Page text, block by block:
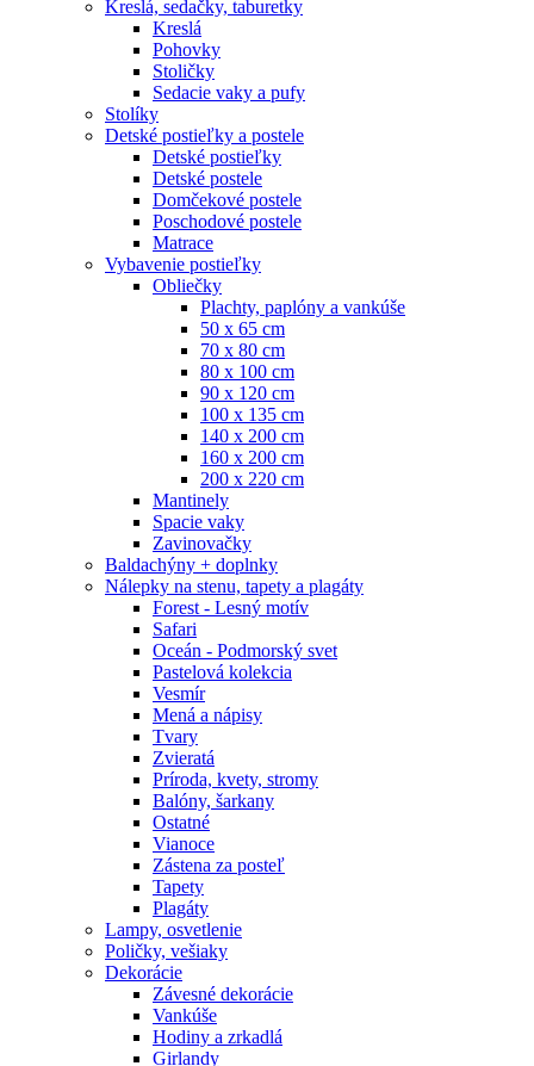
Kreslá, sedačky, taburetky
Kreslá
Pohovky
Stoličky
Sedacie vaky a pufy
Stolíky
Detské postieľky a postele
Detské postieľky
Detské postele
Domčekové postele
Poschodové postele
Matrace
Vybavenie postieľky
Obliečky
Plachty, paplóny a vankúše
50 x 65 cm
70 x 80 cm
80 x 100 cm
90 x 120 cm
100 x 135 cm
140 x 200 cm
160 x 200 cm
200 x 220 cm
Mantinely
Spacie vaky
Zavinovačky
Baldachýny + doplnky
Nálepky na stenu, tapety a plagáty
Forest - Lesný motív
Safari
Oceán - Podmorský svet
Pastelová kolekcia
Vesmír
Mená a nápisy
Tvary
Zvieratá
Príroda, kvety, stromy
Balóny, šarkany
Ostatné
Vianoce
Zástena za posteľ
Tapety
Plagáty
Lampy, osvetlenie
Poličky, vešiaky
Dekorácie
Závesné dekorácie
Vankúše
Hodiny a zrkadlá
Girlandy